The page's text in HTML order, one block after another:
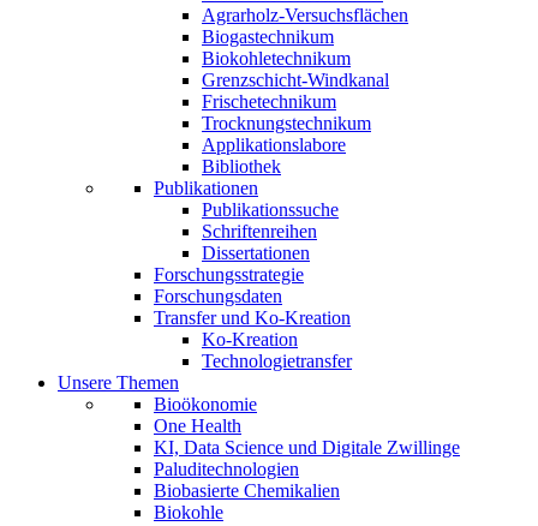
Agrarholz-Versuchsflächen
Biogastechnikum
Biokohletechnikum
Grenzschicht-Windkanal
Frischetechnikum
Trocknungstechnikum
Applikationslabore
Bibliothek
Publikationen
Publikationssuche
Schriftenreihen
Dissertationen
Forschungsstrategie
Forschungsdaten
Transfer und Ko-Kreation
Ko-Kreation
Technologietransfer
Unsere Themen
Bioökonomie
One Health
KI, Data Science und Digitale Zwillinge
Paluditechnologien
Biobasierte Chemikalien
Biokohle